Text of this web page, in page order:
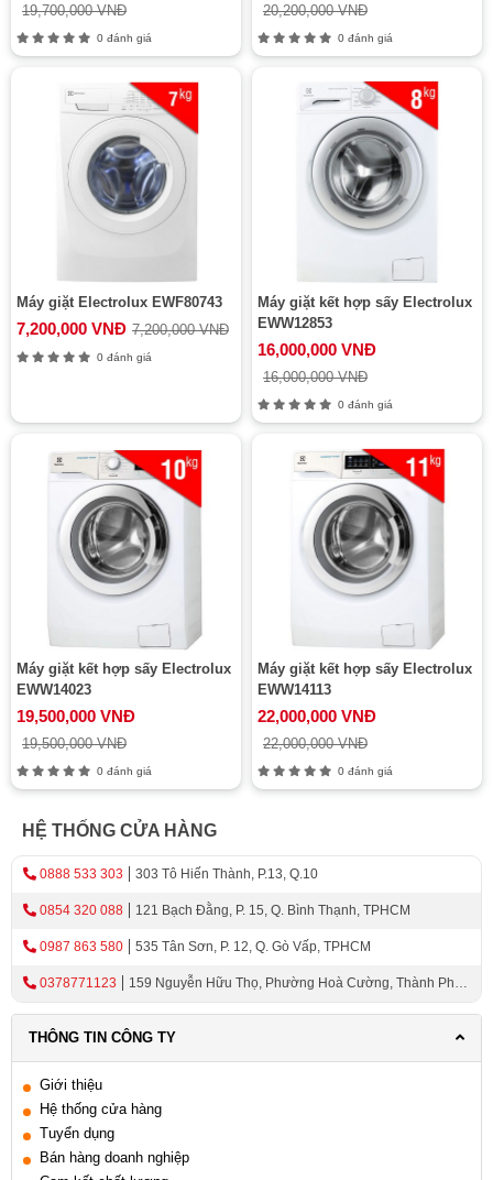
19,700,000 VNĐ
0 đánh giá
20,200,000 VNĐ
0 đánh giá
Máy giặt Electrolux EWF80743
7,200,000 VNĐ 7,200,000 VNĐ
0 đánh giá
Máy giặt kết hợp sấy Electrolux
EWW12853
16,000,000 VNĐ
16,000,000 VNĐ
0 đánh giá
Máy giặt kết hợp sấy Electrolux
EWW14023
19,500,000 VNĐ
19,500,000 VNĐ
0 đánh giá
Máy giặt kết hợp sấy Electrolux
EWW14113
22,000,000 VNĐ
22,000,000 VNĐ
0 đánh giá
HỆ THỐNG CỬA HÀNG
0888 533 303 303 Tô Hiến Thành, P.13, Q.10
0854 320 088 121 Bạch Đằng, P. 15, Q. Bình Thạnh, TPHCM
0987 863 580 535 Tân Sơn, P. 12, Q. Gò Vấp, TPHCM
0378771123
159 Nguyễn Hữu Thọ, Phường Hoà Cường, Thành Phố
THÔNG TIN CÔNG TY
Giới thiệu
Hệ thống cửa hàng
Tuyển dụng
Bán hàng doanh nghiệp